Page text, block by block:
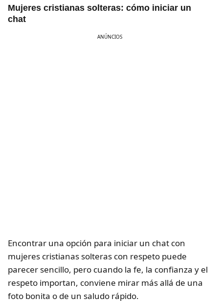
Mujeres cristianas solteras: cómo iniciar un
chat
ANÚNCIOS
Encontrar una opción para iniciar un chat con
mujeres cristianas solteras con respeto puede
parecer sencillo, pero cuando la fe, la confianza y el
respeto importan, conviene mirar más allá de una
foto bonita o de un saludo rápido.